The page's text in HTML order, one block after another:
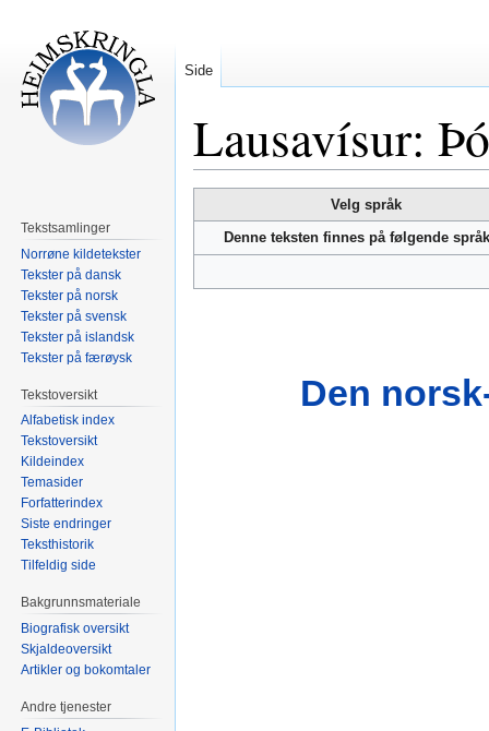
Lausavísur:
til
navigering
til
Velg språk
Denne teksten finnes på følgende
Den
Side
Tekstsamlinger
Norrøne kildetekster
Tekster på dansk
Tekster på norsk
Tekster på svensk
Tekster på islandsk
Tekster på færøysk
Tekstoversikt
Alfabetisk index
Tekstoversikt
Kildeindex
Temasider
Forfatterindex
Siste endringer
Teksthistorik
Tilfeldig side
Bakgrunnsmateriale
Biografisk oversikt
Skjaldeoversikt
Artikler og bokomtaler
Andre tjenester